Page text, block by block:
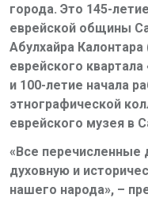
города. Это 145-
еврейской общины
Абулхайра
еврейского
и 100-летие начала
этнографической
еврейского музея в
«Все
духовную и
нашего народа», –